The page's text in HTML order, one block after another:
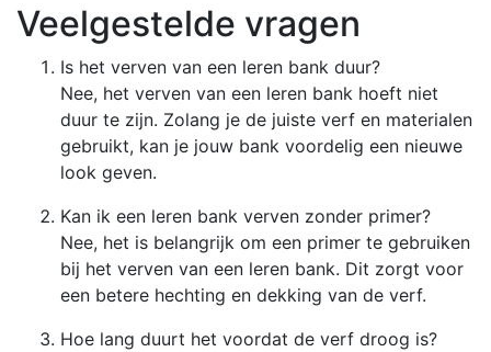
Veelgestelde vragen
Is het verven van een leren bank duur?
Nee, het verven van een leren bank hoeft niet
duur te zijn. Zolang je de juiste verf en materialen
gebruikt, kan je jouw bank voordelig een nieuwe
look geven.
Kan ik een leren bank verven zonder primer?
Nee, het is belangrijk om een primer te gebruiken
bij het verven van een leren bank. Dit zorgt voor
een betere hechting en dekking van de verf.
Hoe lang duurt het voordat de verf droog is?